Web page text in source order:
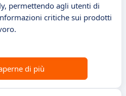
permettendo agli utenti di
critiche sui prodotti
di più